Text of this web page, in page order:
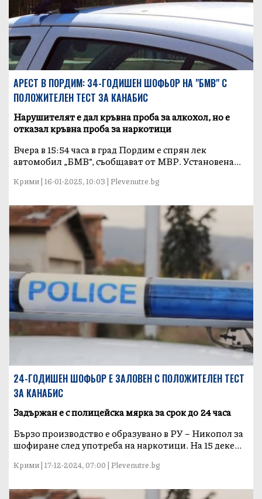
АРЕСТ В ПОРДИМ: 34-ГОДИШЕН ШОФЬОР НА "БМВ" С
ПОЛОЖИТЕЛЕН ТЕСТ ЗА КАНАБИС
Нарушителят е дал кръвна проба за алкохол, но е
отказал кръвна проба за наркотици
Вчера в 15:54 часа в град Пордим е спрян лек
автомобил „БМВ“, съобщават от МВР. Установена...
Крими | 16-01-2025, 10:03 | Plevenutre.bg
24-ГОДИШЕН ШОФЬОР Е ЗАЛОВЕН С ПОЛОЖИТЕЛЕН ТЕСТ
ЗА КАНАБИС
Задържан е с полицейска мярка за срок до 24 часа
Бързо производство е образувано в РУ – Никопол за
шофиране след употреба на наркотици. На 15 деке...
Крими | 17-12-2024, 07:00 | Plevenutre.bg